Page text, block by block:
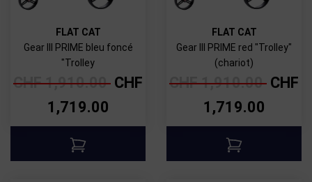
FLAT CAT
Gear III PRIME bleu foncé
"Trolley
CHF 1,910.00 CHF
1,719.00
FLAT CAT
Gear III PRIME red "Trolley"
(chariot)
CHF 1,910.00 CHF
1,719.00